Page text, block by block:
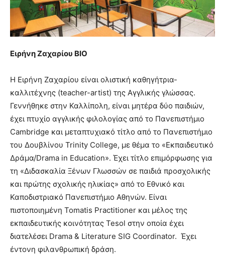
Ειρήνη Ζαχαρίου BIO
Η Ειρήνη Ζαχαρίου είναι ολιστική καθηγήτρια-
καλλιτέχνης (teacher-artist) της Αγγλικής γλώσσας.
Γεννήθηκε στην Καλλίπολη, είναι μητέρα δύο παιδιών,
έχει πτυχίο αγγλικής φιλολογίας από το Πανεπιστήμιο
Cambridge και μεταπτυχιακό τίτλο από το Πανεπιστήμιο
του Δουβλίνου Trinity College, με θέμα το «Εκπαιδευτικό
Δράμα/Drama in Education». Έχει τίτλο επιμόρφωσης για
τη «Διδασκαλία Ξένων Γλωσσών σε παιδιά προσχολικής
και πρώτης σχολικής ηλικίας» από το Εθνικό και
Καποδιστριακό Πανεπιστήμιο Αθηνών. Είναι
πιστοποιημένη Tomatis Practitioner και μέλος της
εκπαιδευτικής κοινότητας Tesol στην οποία έχει
διατελέσει Drama & Literature SIG Coordinator. Έχει
έντονη φιλανθρωπική δράση.